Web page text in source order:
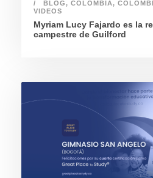
BLOG, COLOMBIA,
VIDEOS
Myriam Lucy Fajardo es la
campestre de Guilford